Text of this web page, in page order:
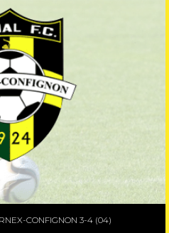
CONFIGNON 3-4 (04)